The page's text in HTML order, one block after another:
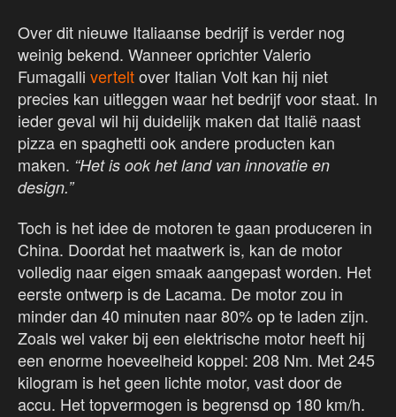
Over dit nieuwe Italiaanse bedrijf is verder nog
weinig bekend. Wanneer oprichter Valerio
Fumagalli verteltover Italian Volt kan hij niet
precies kan uitleggen waar het bedrijf voor staat. In
ieder geval wil hij duidelijk maken dat Italië naast
pizza en spaghetti ook andere producten kan
maken. “Het is ook het land van innovatie en
design.”
Toch is het idee de motoren te gaan produceren in
China. Doordat het maatwerk is, kan de motor
volledig naar eigen smaak aangepast worden. Het
eerste ontwerp is de Lacama. De motor zou in
minder dan 40 minuten naar 80% op te laden zijn.
Zoals wel vaker bij een elektrische motor heeft hij
een enorme hoeveelheid koppel: 208 Nm. Met 245
kilogram is het geen lichte motor, vast door de
accu. Het topvermogen is begrensd op 180 km/h.